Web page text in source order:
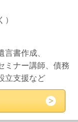
書作成、
ミナー講師、債務
立支援など